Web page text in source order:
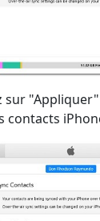
sur
contacts